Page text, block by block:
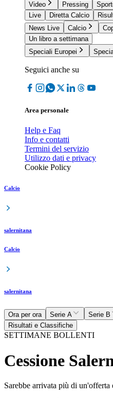
Video Pressing
Live
Diretta Calcio
News Live
Calcio
Un libro a settimana
Speciali Europei
Seguici anche su
Area personale
Help e Faq
Info e contatti
Termini del servizio
Utilizzo dati e privacy
Cookie Policy
Calcio
salernitana
Calcio
salernitana
Ora per ora Serie A Serie B
Risultati e Classifiche
SETTIMANE BOLLENTI
Cessione
Sarebbe arrivata più di